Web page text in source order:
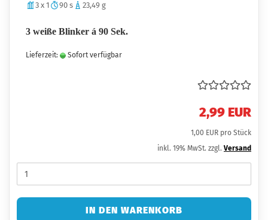
3 x 1 90 s 23,49 g
3 weiße Blinker á 90 Sek.
Lieferzeit: Sofort verfügbar
2,99 EUR
1,00 EUR pro Stück
inkl. 19% MwSt. zzgl. Versand
IN DEN WARENKORB